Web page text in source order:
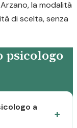
la modalità
di scelta, senza
psicologo
a